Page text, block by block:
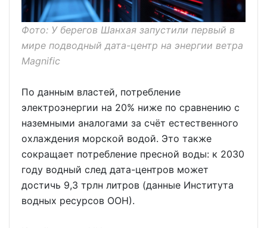
Фото: У берегов Шанхая запустили первый в
мире подводный дата-центр на энергии ветра
Magnific
По данным властей, потребление
электроэнергии на 20% ниже по сравнению с
наземными аналогами за счёт естественного
охлаждения морской водой. Это также
сокращает потребление пресной воды: к 2030
году водный след дата-центров может
достичь 9,3 трлн литров (данные Института
водных ресурсов ООН).